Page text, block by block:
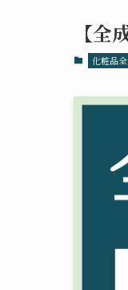
【
化粧品